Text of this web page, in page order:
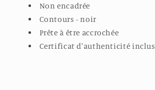
Non encadrée
Contours - noir
Prête à être accrochée
Certificat d'authenticité inclus